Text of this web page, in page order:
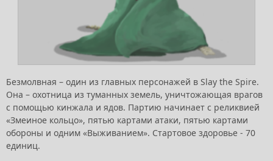
Безмолвная – один из главных персонажей в Slay the Spire.
Она – охотница из туманных земель, уничтожающая врагов
с помощью кинжала и ядов. Партию начинает с реликвией
«Змеиное кольцо», пятью картами атаки, пятью картами
обороны и одним «Выживанием». Стартовое здоровье - 70
единиц.